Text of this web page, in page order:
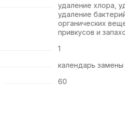
удаление хлора,
удаление
органических
привкусов и
1
календарь
60